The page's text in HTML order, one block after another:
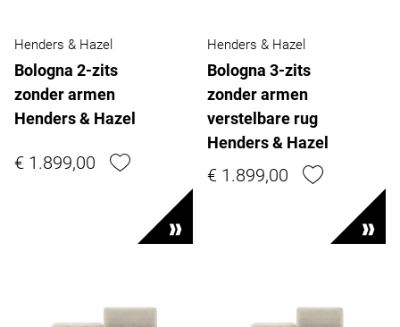
Henders & Hazel
Bologna 2-zits
zonder armen
Henders & Hazel
€ 1.899,00
Henders & Hazel
Bologna 3-zits
zonder armen
verstelbare rug
Henders & Hazel
€ 1.899,00